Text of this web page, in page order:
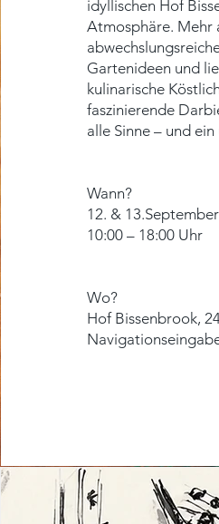
idyllischen Hof
Atmosphäre. Mehr
Gartenideen und
kulinarische
faszinierende
alle Sinne – und
Wann?
12. & 1
10:00– 18:00 Uhr
Wo?
​Hof Bissenbrook,